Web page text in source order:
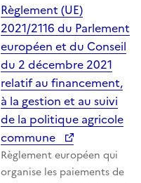
Règlement (UE)
2021/2116 du Parlement
européen et du Conseil
du 2 décembre 2021
relatif au financement,
à la gestion et au suivi
de la politique agricole
commune
Règlement européen qui
organise les paiements de